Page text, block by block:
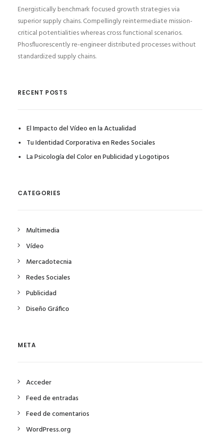
Energistically benchmark focused growth strategies via
superior supply chains. Compellingly reintermediate mission-
critical potentialities whereas cross functional scenarios.
Phosfluorescently re-engineer distributed processes without
standardized supply chains.
RECENT POSTS
El Impacto del Vídeo en la Actualidad
Tu Identidad Corporativa en Redes Sociales
La Psicología del Color en Publicidad y Logotipos
CATEGORIES
Multimedia
Vídeo
Mercadotecnia
Redes Sociales
Publicidad
Diseño Gráfico
META
Acceder
Feed de entradas
Feed de comentarios
WordPress.org